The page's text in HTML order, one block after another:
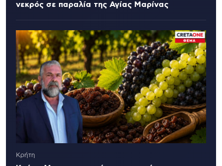
νεκρός σε παραλία της Αγίας Μαρίνας
Κρήτη